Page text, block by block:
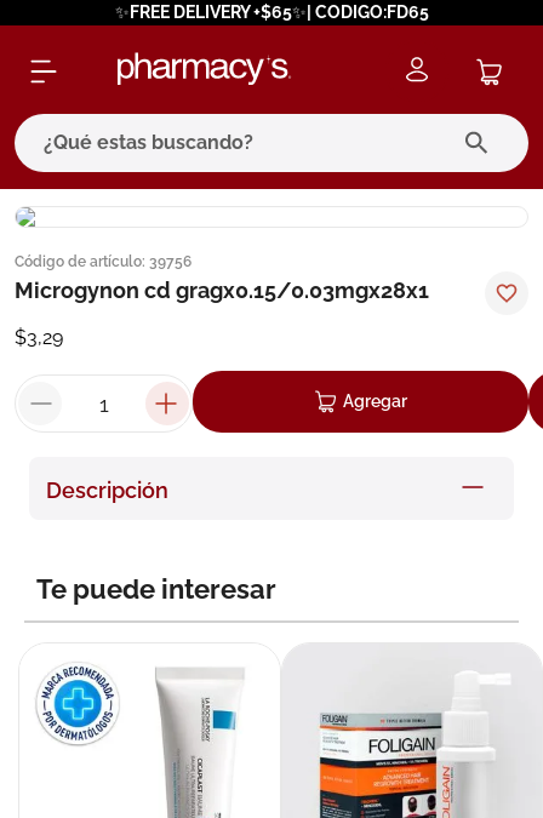
✨FREE DELIVERY +$65✨| CODIGO:FD65
¿Qué estas buscando?
Código de artículo: 39756
Microgynon cd gragx0.15/0.03mgx28x1
$3,29
Agregar
Descripción
Te puede interesar
términos más buscados
1. eucerin
protector solar
3
pilexil
5. cerave
6 degraler
10.pañales